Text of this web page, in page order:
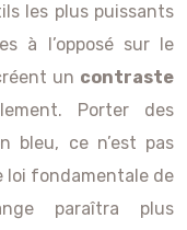
les plus puissants
à l’opposé sur le
un contraste
Porter des
bleu, ce n’est pas
loi fondamentale de
paraîtra plus